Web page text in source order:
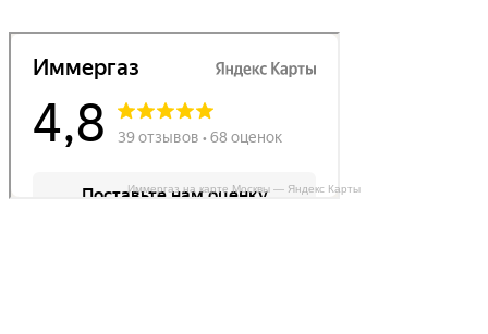
Иммергаз на карте Москвы — Яндекс Карты